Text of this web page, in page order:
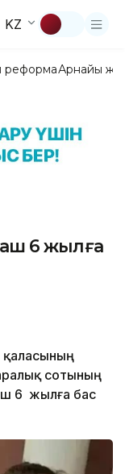
KZ
реформаАрнайы
6 жылға
қаласының
сотының
6 жылға бас